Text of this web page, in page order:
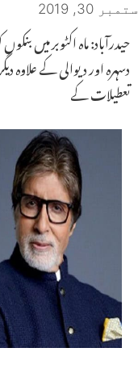
ستمبر 30, 2019
حیدرآباد: ماہ اکٹوبر میں
دسہرہ اور دیوالی کے
تعطیلات کے